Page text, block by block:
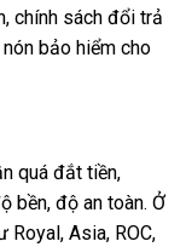
chính sách đổi trả
bảo hiểm cho
quá đắt tiền,
bền, độ an toàn. Ở
Royal, Asia, ROC,